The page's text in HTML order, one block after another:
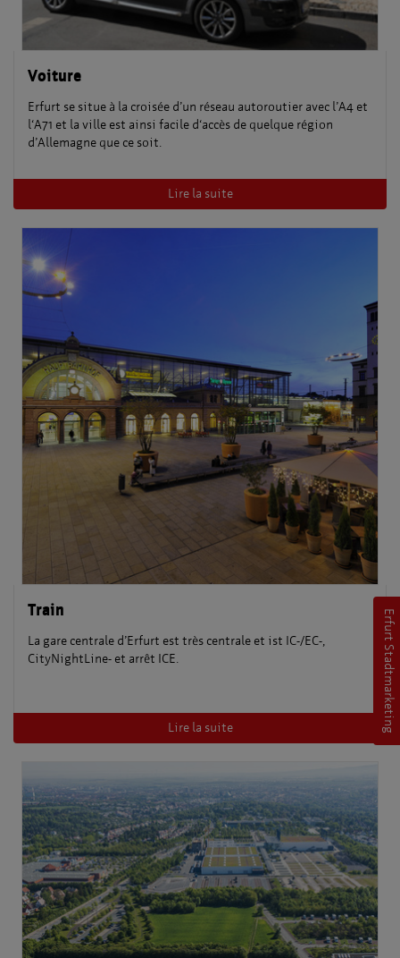
Voiture
Erfurt se situe à la croisée d’un réseau autoroutier avec l’A4 et
l‘A71 et la ville est ainsi facile d‘accès de quelque région
d’Allemagne que ce soit.
Lire la suite
Train
La gare centrale d’Erfurt est très centrale et ist IC-/EC-,
CityNightLine- et arrêt ICE.
Lire la suite Erfurt Stadtmarketing